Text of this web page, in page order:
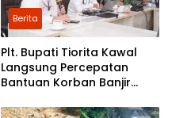
Berita
Plt. Bupati Tiorita Kawal
Langsung Percepatan
Bantuan Korban Banjir